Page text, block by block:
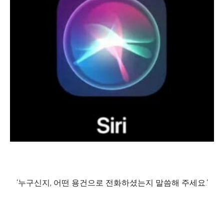
‘누구신지, 어떤 용건으로 전화하셨는지 말씀해 주세요.‘